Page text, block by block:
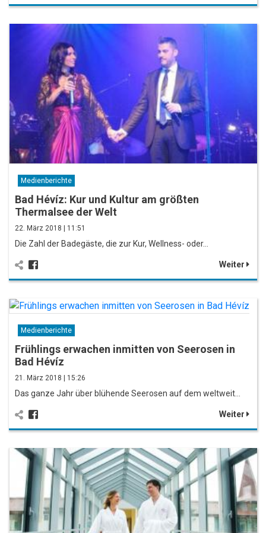
Medienberichte
Bad Hévíz: Kur und Kultur am größten
Thermalsee der Welt
22. März 2018 | 11:51
Die Zahl der Badegäste, die zur Kur, Wellness- oder…
Weiter
Medienberichte
Frühlings erwachen inmitten von Seerosen in
Bad Hévíz
21. März 2018 | 15:26
Das ganze Jahr über blühende Seerosen auf dem weltweit…
Weiter